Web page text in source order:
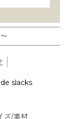
〜
slacks
ズ/素材